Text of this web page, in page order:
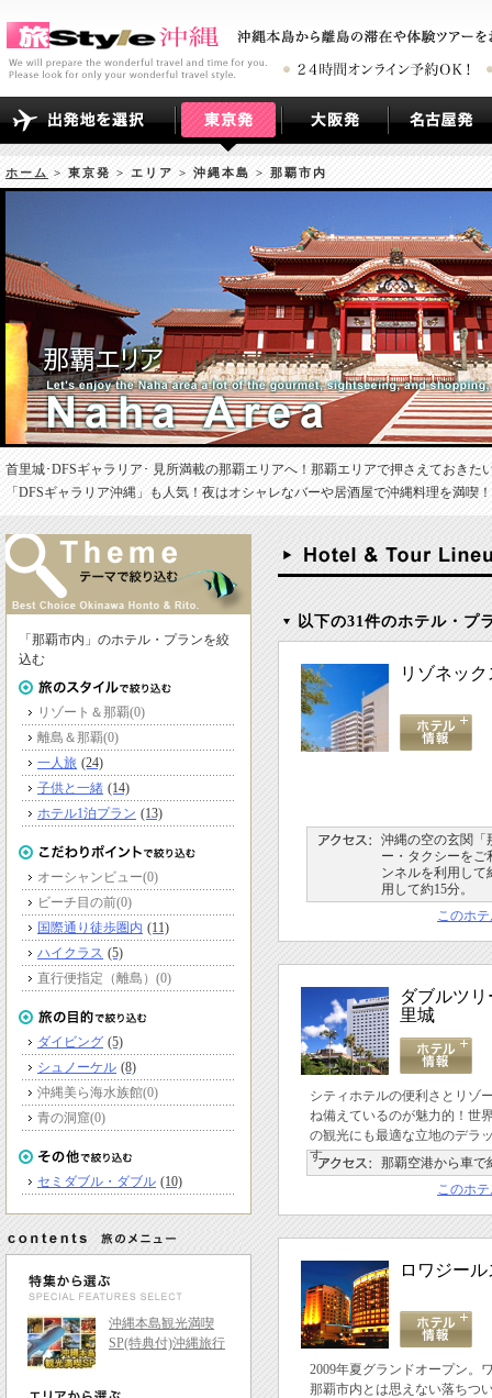
ホーム > 東京発 > エリア > 沖縄本島 > 那覇市内
首里城･DFSギャラリア･ 見所満載の那覇エリアへ！那覇エリアで押さえておき
「DFSギャラリア沖縄」も人気！夜はオシャレなバーや居酒屋で沖縄料理を満喫！
以下の31件のホテル・プ
リゾネッ
沖縄の空の玄関「
ー・タクシーをご
ンネルを利用して
用して約15分。
このホ
ダブルツ
里城
シティホテルの便利さとリゾ
ね備えているのが魅力的！世
の観光にも最適な立地のデラ
す。
那覇空港から車で
このホ
ロワジー
2009年夏グランドオープン。
那覇市内とは思えない落ちつ
「那覇市内」のホテル・プランを絞
込む
リゾート＆那覇(0)
離島＆那覇(0)
一人旅 (24)
子供と一緒 (14)
ホテル1泊プラン (13)
オーシャンビュー(0)
ビーチ目の前(0)
国際通り徒歩圏内 (11)
ハイクラス (5)
直行便指定（離島） (0)
ダイビング (5)
シュノーケル (8)
沖縄美ら海水族館(0)
青の洞窟(0)
セミダブル・ダブル (10)
沖縄本島観光満喫
SP(特典付)沖縄旅行